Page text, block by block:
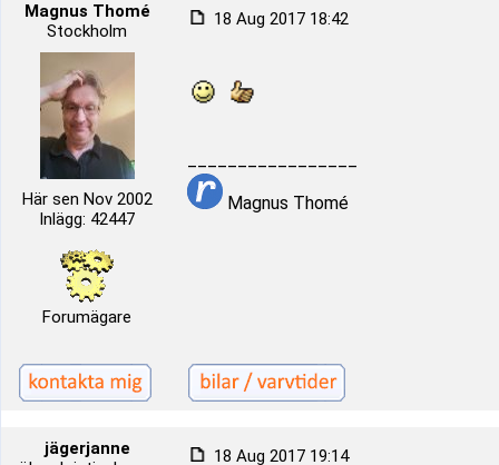
Magnus Thomé
Stockholm
Här sen Nov 2002
Inlägg: 42447
Forumägare
18 Aug 2017 18:42
Magnus Thomé
jägerjanne
18 Aug 2017 19:14